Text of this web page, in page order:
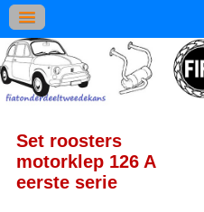
Set roosters
motorklep 126 A
eerste serie